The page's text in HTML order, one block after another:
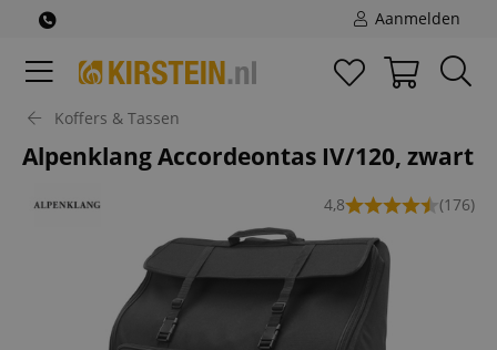
Aanmelden
Koffers & Tassen
Alpenklang Accordeontas IV/120, zwart
4,8 (176)